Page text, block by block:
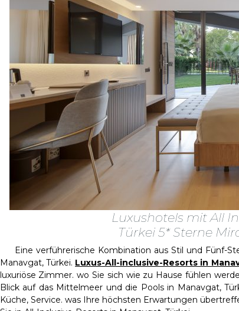
Luxushotels mit All
Türkei 5* Sterne
Eine verführerische Kombination aus Stil und Fünf-
Manavgat, Türkei. Luxus-All-inclusive-Resorts in
luxuriöse Zimmer. wo Sie sich wie zu Hause fühlen
Blick auf das Mittelmeer und die Pools in Manavgat,
Küche, Service. was Ihre höchsten Erwartungen